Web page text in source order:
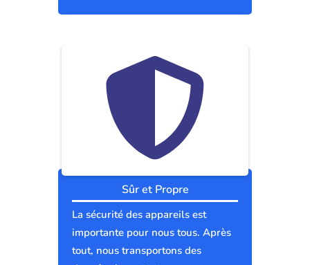
Sûr et Propre
La sécurité des appareils est
importante pour nous tous. Après
tout, nous transportons des